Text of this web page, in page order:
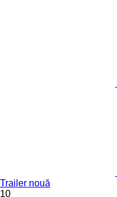
Trailer nouă
10